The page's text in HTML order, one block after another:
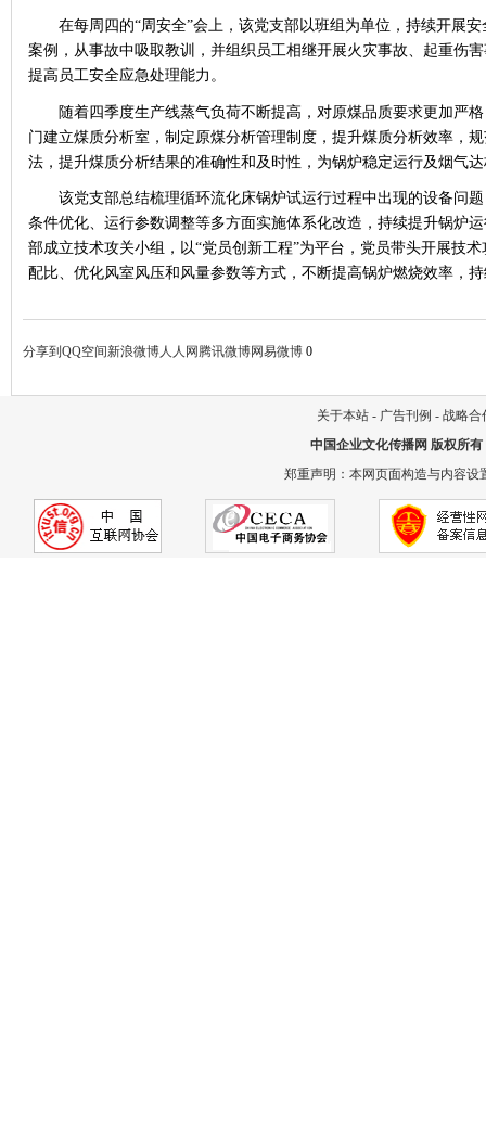
在每周四的“周安全”会上，该党支部以班组为单位，持续开展
案例，从事故中吸取教训，并组织员工相继开展火灾事故、起重伤
提高员工安全应急处理能力。
随着四季度生产线蒸气负荷不断提高，对原煤品质要求更加严
门建立煤质分析室，制定原煤分析管理制度，提升煤质分析效率，
法，提升煤质分析结果的准确性和及时性，为锅炉稳定运行及烟气
该党支部总结梳理循环流化床锅炉试运行过程中出现的设备问
条件优化、运行参数调整等多方面实施体系化改造，持续提升锅炉
部成立技术攻关小组，以“党员创新工程”为平台，党员带头开展技
配比、优化风室风压和风量参数等方式，不断提高锅炉燃烧效率，
分享到 QQ空间新浪微博人人网 腾讯微博网易微博 0
关于本站 - 广告刊例 - 战略合
中国企业文化传播网 版权所有
郑重声明：本网页面构造与内容